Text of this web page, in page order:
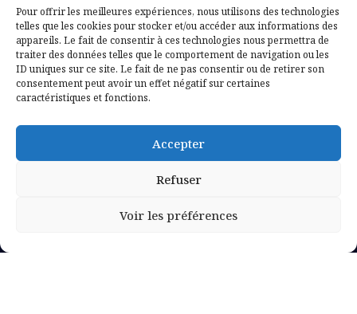
Pour offrir les meilleures expériences, nous utilisons des technologies
telles que les cookies pour stocker et/ou accéder aux informations des
appareils. Le fait de consentir à ces technologies nous permettra de
traiter des données telles que le comportement de navigation ou les
ID uniques sur ce site. Le fait de ne pas consentir ou de retirer son
consentement peut avoir un effet négatif sur certaines
caractéristiques et fonctions.
Accepter
Refuser
Voir les préférences
Mentions légales
Politique de confidentialité